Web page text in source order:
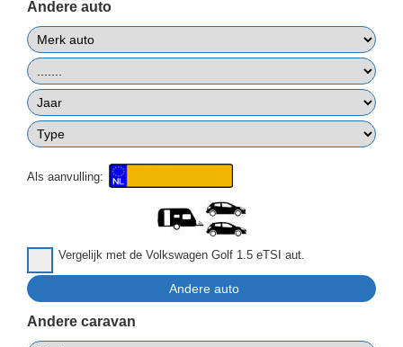
Andere auto
Als aanvulling:
Vergelijk met de Volkswagen Golf 1.5 eTSI aut.
Andere caravan